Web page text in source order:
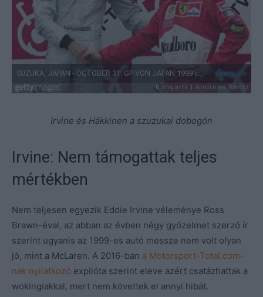
Irvine és Häkkinen a szuzukai dobogón
Irvine: Nem támogattak teljes
mértékben
Nem teljesen egyezik Eddie Irvine véleménye Ross
Brawn-éval, az abban az évben négy győzelmet szerző ír
szerint ugyanis az 1999-es autó messze nem volt olyan
jó, mint a McLaren. A 2016-ban a Motorsport-Total.com-
nak nyilatkozó expilóta szerint eleve azért csatázhattak a
wokingiakkal, mert nem követtek el annyi hibát.